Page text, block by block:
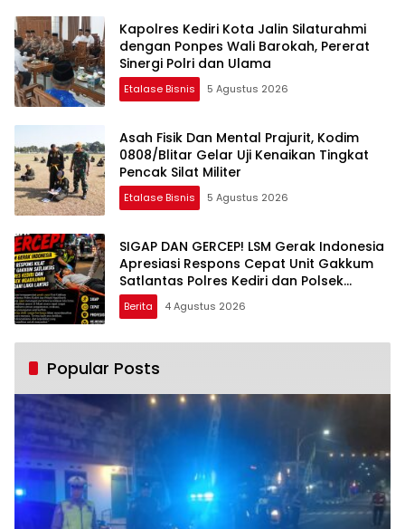
Kapolres Kediri Kota Jalin Silaturahmi
dengan Ponpes Wali Barokah, Pererat
Sinergi Polri dan Ulama
Etalase Bisnis 5 Agustus 2026
Asah Fisik Dan Mental Prajurit, Kodim
0808/Blitar Gelar Uji Kenaikan Tingkat
Pencak Silat Militer
Etalase Bisnis 5 Agustus 2026
SIGAP DAN GERCEP! LSM Gerak Indonesia
Apresiasi Respons Cepat Unit Gakkum
Satlantas Polres Kediri dan Polsek
Ngadiluwih dalam Penanganan
Kecelakaan Lalu Lintas
Berita 4 Agustus 2026
Popular Posts